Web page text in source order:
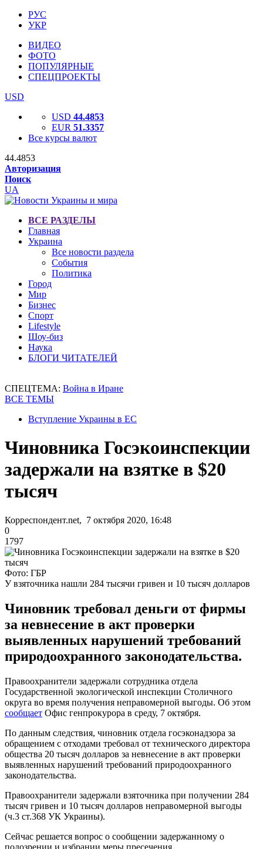
РУС
УКР
ВИДЕО
ФОТО
ПОПУЛЯРНЫЕ
СПЕЦПРОЕКТЫ
USD
USD 44.4853
EUR 51.3357
Все курсы валют
44.4853
Авторизация
Поиск
UA
ВСЕ РАЗДЕЛЫ
Главная
Украина
Все новости раздела
События
Политика
Город
Мир
Бизнес
Спорт
Lifestyle
Шоу-биз
Наука
БЛОГИ ЧИТАТЕЛЕЙ
СПЕЦТЕМА: Война в Иране
ВСЕ ТЕМЫ
Вступление Украины в ЕС
Чиновника Госэкоинспекции
задержали на взятке в $20
тысяч
Корреспондент.net, 7 октября 2020, 16:48
0
1797
Фото: ГБР
У взяточника нашли 284 тысячи гривен и 10 тысяч долларов
Чиновник требовал деньги от фирмы
за невнесение в акт проверки
выявленных нарушений требований
природоохранного законодательства.
Правоохранители задержали сотрудника отдела
Государственной экологической инспекции Столичного
округа во время получения неправомерной выгоды. Об этом
сообщает Офис генпрокурора в среду, 7 октября.
По данным следствия, чиновник отдела госэконадзора за
обращением с отходами требовал от технического директора
общества 20 тысяч долларов за невнесение в акт проверки
выявленных нарушений требований природоохранного
законодательства.
Правоохранители задержали взяточника при получении 284
тысяч гривен и 10 тысяч долларов неправомерной выгоды
(ч.3 ст.368 УК Украины).
Сейчас решается вопрос о сообщении задержанному о
подозрении и избрании меры пресечения.